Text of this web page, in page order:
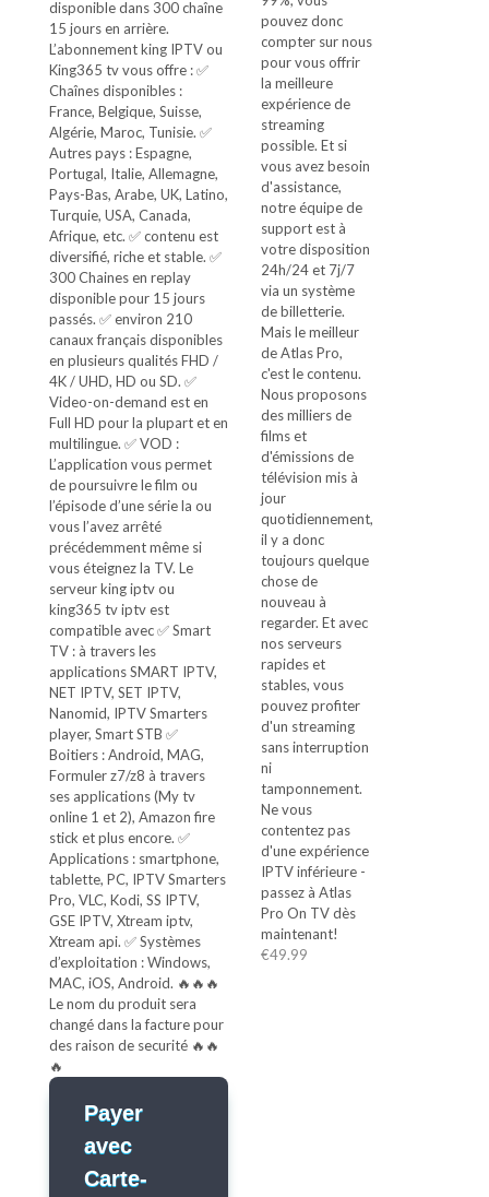
disponible dans 300 chaîne
15 jours en arrière.
L’abonnement king IPTV ou
King365 tv vous offre : ✅
Chaînes disponibles :
France, Belgique, Suisse,
Algérie, Maroc, Tunisie. ✅
Autres pays : Espagne,
Portugal, Italie, Allemagne,
Pays-Bas, Arabe, UK, Latino,
Turquie, USA, Canada,
Afrique, etc. ✅ contenu est
diversifié, riche et stable. ✅
300 Chaines en replay
disponible pour 15 jours
passés. ✅ environ 210
canaux français disponibles
en plusieurs qualités FHD /
4K / UHD, HD ou SD. ✅
Video-on-demand est en
Full HD pour la plupart et en
multilingue. ✅ VOD :
L’application vous permet
de poursuivre le film ou
l’épisode d’une série la ou
vous l’avez arrêté
précédemment même si
vous éteignez la TV. Le
serveur king iptv ou
king365 tv iptv est
compatible avec ✅ Smart
TV : à travers les
applications SMART IPTV,
NET IPTV, SET IPTV,
Nanomid, IPTV Smarters
player, Smart STB ✅
Boitiers : Android, MAG,
Formuler z7/z8 à travers
ses applications (My tv
online 1 et 2), Amazon fire
stick et plus encore. ✅
Applications : smartphone,
tablette, PC, IPTV Smarters
Pro, VLC, Kodi, SS IPTV,
GSE IPTV, Xtream iptv,
Xtream api. ✅ Systèmes
d’exploitation : Windows,
MAC, iOS, Android. 🔥🔥🔥
Le nom du produit sera
changé dans la facture pour
des raison de securité 🔥🔥
🔥
Payer
avec
Carte-
pouvez donc
compter sur nous
pour vous offrir
la meilleure
expérience de
streaming
possible. Et si
vous avez besoin
d'assistance,
notre équipe de
support est à
votre disposition
24h/24 et 7j/7
via un système
de billetterie.
Mais le meilleur
de Atlas Pro,
c'est le contenu.
Nous proposons
des milliers de
films et
d'émissions de
télévision mis à
jour
quotidiennement,
il y a donc
toujours quelque
chose de
nouveau à
regarder. Et avec
nos serveurs
rapides et
stables, vous
pouvez profiter
d'un streaming
sans interruption
ni
tamponnement.
Ne vous
contentez pas
d'une expérience
IPTV inférieure -
passez à Atlas
Pro On TV dès
maintenant!
€49.99